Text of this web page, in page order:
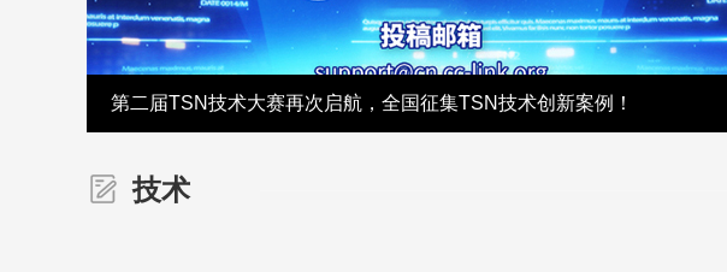
第二届TSN技术大赛再次启航，全国征集TSN技术创新案例！
技术